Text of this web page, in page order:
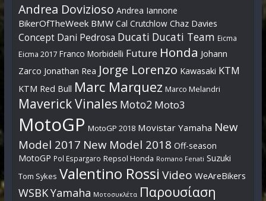
Andrea Dovizioso Andrea Iannone
BikerOfTheWeek BMW Cal Crutchlow Chaz Davies
Concept Dani Pedrosa Ducati Ducati Team Eicma
Eicma 2017 Franco Morbidelli Future Honda Johann
Zarco Jonathan Rea Jorge Lorenzo Kawasaki KTM
KTM Red Bull Marc Marquez Marco Melandri
Maverick Vinales Moto2 Moto3
MotoGP MotoGP 2018 Movistar Yamaha New
Model 2017 New Model 2018 Off-season
MotoGP Pol Espargaro Repsol Honda Romano Fenati Suzuki
Tom Sykes Valentino Rossi Video WeAreBikers
WSBKYamaha Μοτοσυκλέτα Παρουσίαση